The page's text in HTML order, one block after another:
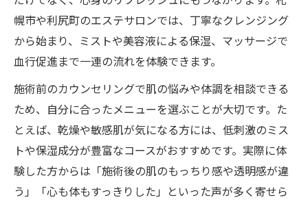
幌市や利尻町のエステサロンでは、丁寧なクレンジング
から始まり、ミストや美容液による保湿、マッサージで
血行促進まで一連の流れを体験できます。
施術前のカウンセリングで肌の悩みや体調を相談できる
ため、自分に合ったメニューを選ぶことが大切です。た
とえば、乾燥や敏感肌が気になる方には、低刺激のミス
トや保湿成分が豊富なコースがおすすめです。実際に体
験した方からは「施術後の肌のもっちり感や透明感が違
う」「心も体もすっきりした」といった声が多く寄せら